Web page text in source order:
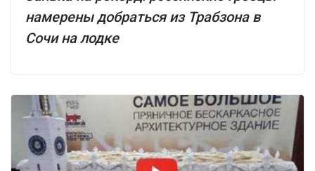
намерены добраться из Трабзона в
Сочи на лодке